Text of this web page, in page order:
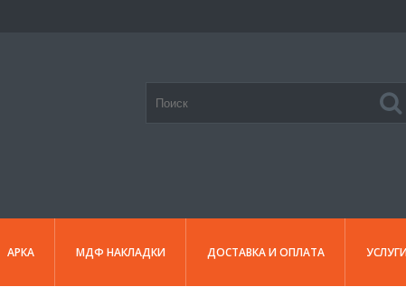
АРКА МДФ НАКЛАДКИ ДОСТАВКА И ОПЛАТА